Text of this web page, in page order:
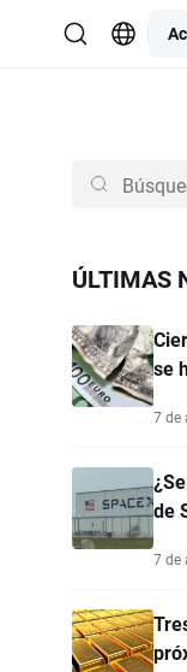
ÚLTIMAS
se
7 de
de
7 de